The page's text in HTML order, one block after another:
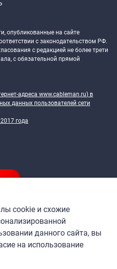
опубликованные на сайте
с законодательством РФ.
с редакцией не более трети
с обязательной прямой
адреса www.cableman.ru) в
данных пользователей сети
года
cookie и схожие
данного сайта, вы
на использование